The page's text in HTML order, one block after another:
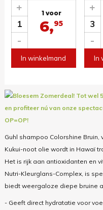
1
-
+ 1 voor
6,95
In winkelmand
3
-
+
In
Zomerdeal! Tot wel
en profiteer nú van onze
OP=OP!
Guhl shampoo Colorshine
Kukui-noot olie wordt in Hawaï
Het is rijk aan antioxidanten en
Nutri-Kleurglans-Complex, is
biedt weergaloze diepe bruine
- Geeft direct hydratatie voor